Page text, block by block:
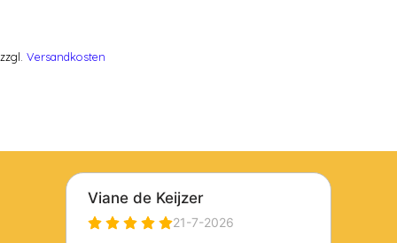
zzgl. Versandkosten